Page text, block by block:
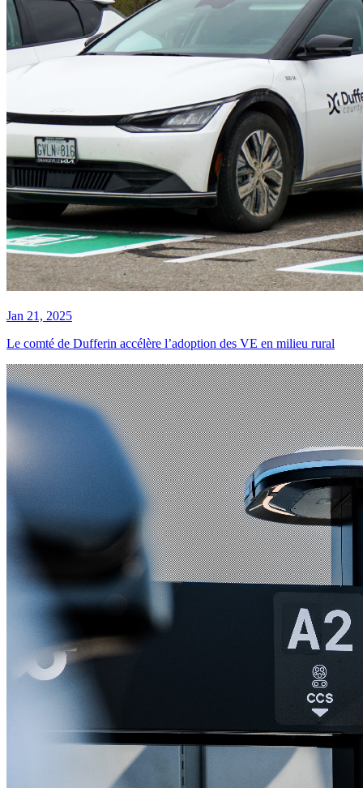
Jan 21, 2025
Le comté de Dufferin accélère l’adoption des VE en milieu rural